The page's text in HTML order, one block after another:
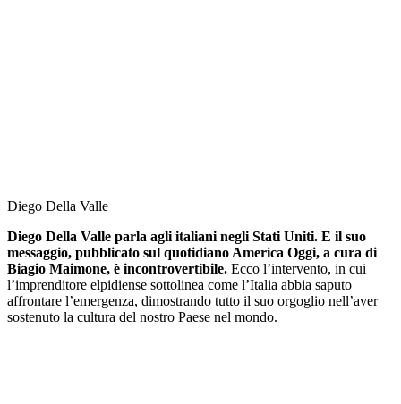
Diego Della Valle
Diego Della Valle parla agli italiani negli Stati Uniti. E il suo
messaggio, pubblicato sul quotidiano America Oggi, a cura di
Biagio Maimone, è incontrovertibile. Ecco l’intervento, in cui
l’imprenditore elpidiense sottolinea come l’Italia abbia saputo
affrontare l’emergenza, dimostrando tutto il suo orgoglio nell’aver
sostenuto la cultura del nostro Paese nel mondo.